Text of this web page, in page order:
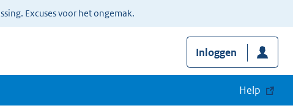
Excuses voor het ongemak.
Inloggen
Help